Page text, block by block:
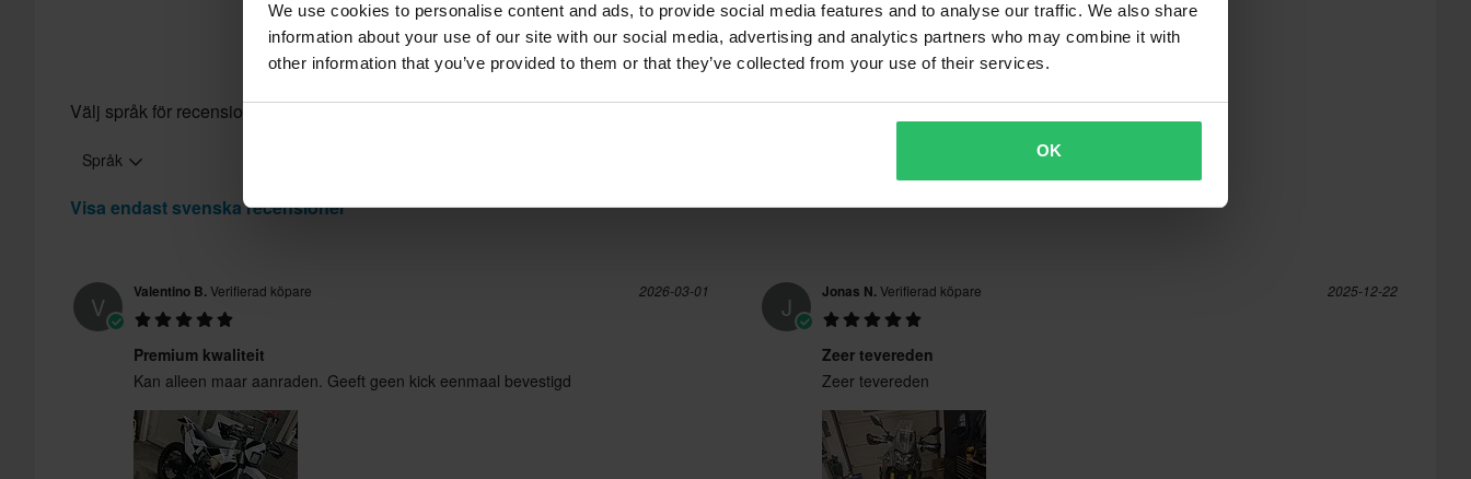
We use cookies to personalise content and ads, to provide social media features and to analyse our traffic. We also share
information about your use of our site with our social media, advertising and analytics partners who may combine it with
other information that you’ve provided to them or that they’ve collected from your use of their services.
OK
397 Recensioner
(0)
(0)
Välj språk för recensioner
Språk
Visa endast svenska recensioner
V Valentino B.Verifierad köpare 2026-03-01
Premium kwaliteit
Kan alleen maar aanraden. Geeft geen kick eenmaal bevestigd
J Jonas N.Verifierad köpare 2025-12-22
Zeer tevereden
Zeer tevereden